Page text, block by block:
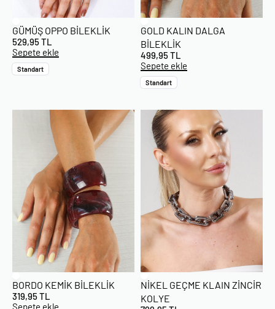
GÜMÜŞ OPPO BILEKLIK
529,95TL
Sepete ekle
Standart
GOLD KALIN DALGA
BILEKLIK
499,95TL
Sepete ekle
Standart
BORDO KEMIK BILEKLIK
319,95TL
Sepete ekle
NIKEL GEÇME KLAIN ZINCIR
KOLYE